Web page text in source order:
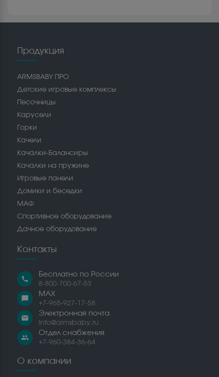
Продукция
ARMSBABY ПРО
Детские игровые комплексы
Песочницы
Карусели
Горки
Качели
Качалки-Балансиры
Качалки на пружине
Игровые панели
Домики и беседки
МАФ
Спортивное оборудование
Дачное оборудование
Контакты
call
Бесплатно по России
8-800-700-67-53
chat_bubble
MAX
+7-965-927-17-58
email
Электронная почта
info@armsbaby.ru
people
Отдел снабжения
+7-960-384-36-64
О компании